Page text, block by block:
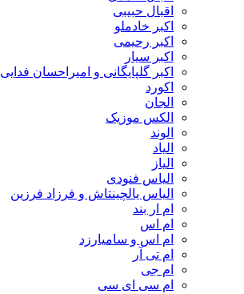
اقبال حبیبی
اکبر خادملو
اکبر رحیمی
اکبر سیار
اکبر گلپایگانی و امیراحسان فدایی
اکورد
الجان
الکس موزیک
الوند
الیاد
الیاز
الیاس فنودی
الیاس یالچینتاش و فرزاد فرزین
ام‌ ار بند
ام اس
ام اس و سامیارزد
ام تی آر
ام جی
ام سی ای سی